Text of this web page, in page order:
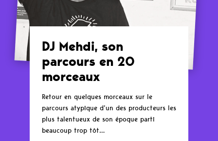
DJ Mehdi, son
parcours en 20
morceaux
Retour en quelques morceaux sur le
parcours atypique d’un des producteurs les
plus talentueux de son époque parti
beaucoup trop tôt…